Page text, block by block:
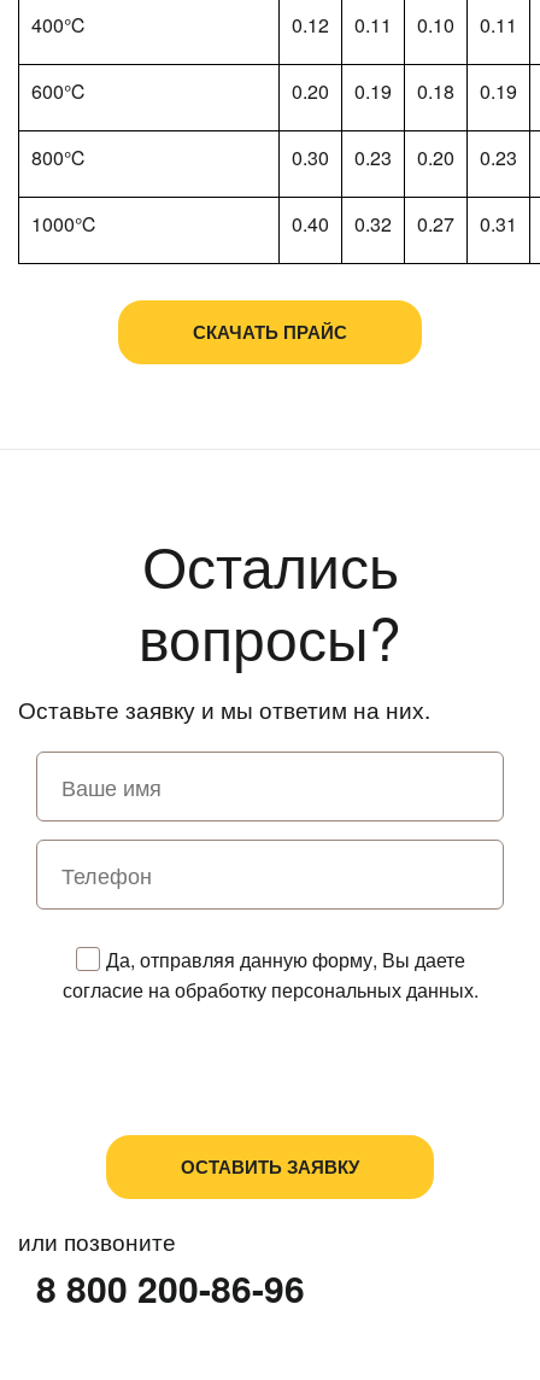
400℃ 0.12 0.11 0.10 0.11
600℃ 0.20 0.19 0.18 0.19
800℃ 0.30 0.23 0.20 0.23
1000℃ 0.40 0.32 0.27 0.31
СКАЧАТЬ ПРАЙС
Остались
вопросы?
Оставьте заявку и мы ответим на них.
Да, отправляя данную форму, Вы даете
согласие на обработку персональных данных.
или позвоните
8 800 200-86-96